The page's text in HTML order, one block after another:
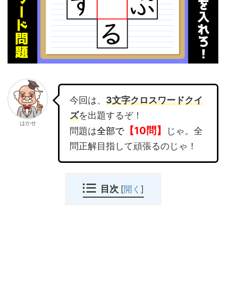
はかせ
今回は、 3文字クロスワードクイ
ズを出題するぞ！
問題は全部で【10問】
じゃ。全
問正解目指して頑張るのじゃ！
目次 [開く ]